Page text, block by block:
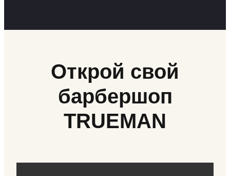
Открой свой
барбершоп
TRUEMAN